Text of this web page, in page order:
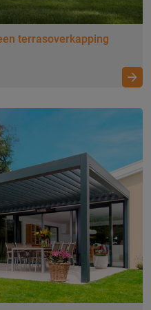
terrasoverkapping